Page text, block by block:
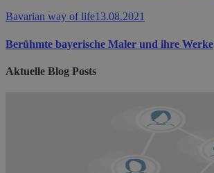
Bavarian way of life13.08.2021
Berühmte bayerische Maler und ihre Werke
Aktuelle Blog Posts